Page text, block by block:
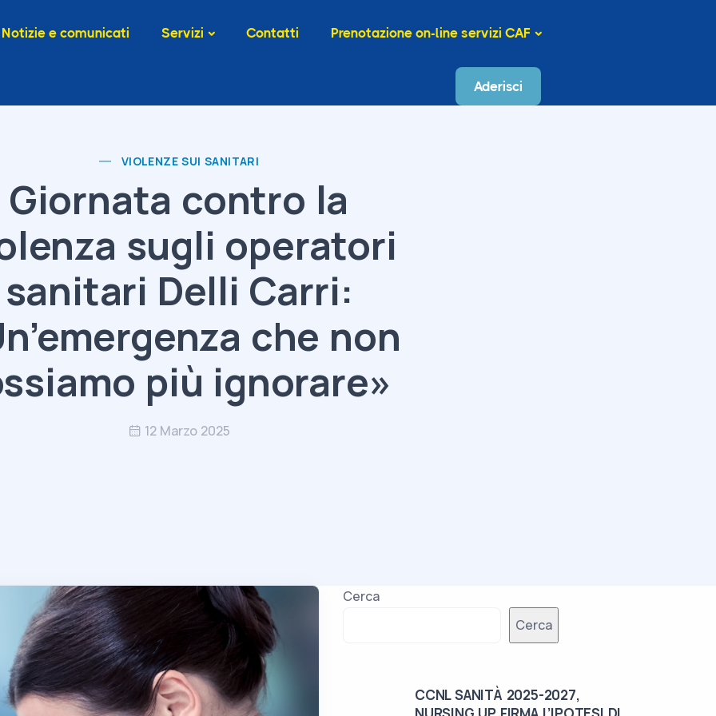
Notizie e comunicati Servizi Contatti Prenotazione on-line servizi CAF
Aderisci
VIOLENZE SUI SANITARI
Giornata contro la
sugli operatori
sanitari Delli Carri:
che non
più ignorare»
12 Marzo 2025
Cerca
Cerca
CCNL SANITÀ 2025-2027,